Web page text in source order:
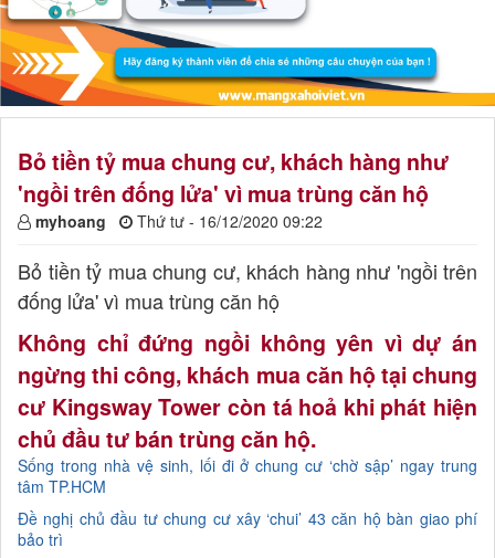
Bỏ tiền tỷ mua chung cư, khách hàng như
'ngồi trên đống lửa' vì mua trùng căn hộ
myhoang Thứ tư - 16/12/2020 09:22
Bỏ tiền tỷ mua chung cư, khách hàng như 'ngồi trên
đống lửa' vì mua trùng căn hộ
Không chỉ đứng ngồi không yên vì dự án
ngừng thi công, khách mua căn hộ tại chung
cư Kingsway Tower còn tá hoả khi phát hiện
chủ đầu tư bán trùng căn hộ.
Sống trong nhà vệ sinh, lối đi ở chung cư ‘chờ sập’ ngay trung
tâm TP.HCM
Đề nghị chủ đầu tư chung cư xây ‘chui’ 43 căn hộ bàn giao phí
bảo trì